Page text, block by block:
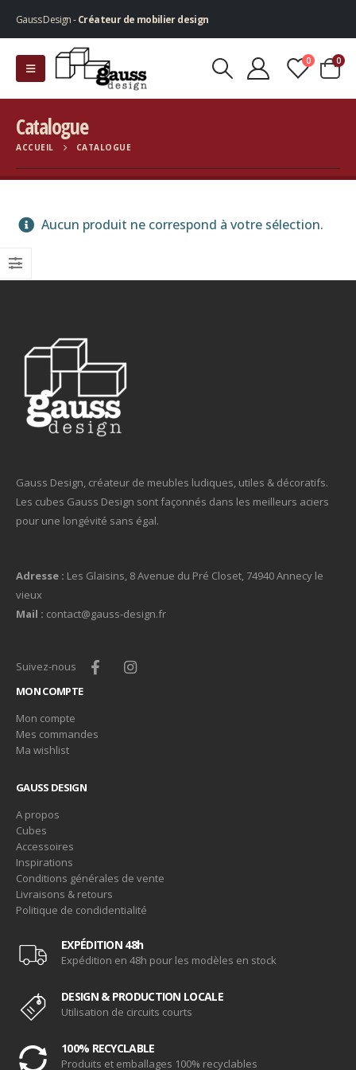
Gauss Design -Créateur de mobilier design
0 0
Catalogue
ACCUEIL CATALOGUE
Aucun produit ne correspond à votre sélection.
Gauss Design, créateur de meubles ludiques, utiles & décoratifs.
Les cubes Gauss Design sont façonnés dans les meilleurs aciers
pour une longévité sans égal.
Adresse : Les Glaisins, 8 Avenue du Pré Closet, 74940 Annecy le
vieux
Mail : contact@gauss-design.fr
Suivez-nous
MON COMPTE
Mon compte
Mes commandes
Ma wishlist
GAUSS DESIGN
A propos
Cubes
Accessoires
Inspirations
Conditions générales de vente
Livraisons & retours
Politique de condidentialité
EXPÉDITION 48h
Expédition en 48h pour les modèles en stock
DESIGN & PRODUCTION LOCALE
Utilisation de circuits courts
100% RECYCLABLE
Produits et emballages 100% recyclables